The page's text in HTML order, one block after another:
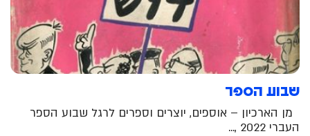
שבוע הספר
מן הארכיון – אוספים, יוצרים וספרים לרגל שבוע הספר
העברי 2022 ,...